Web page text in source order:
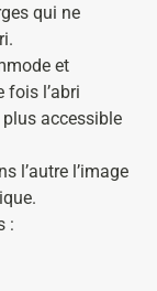
qui ne
et
fois l’abri
accessible
l’autre l’image
: